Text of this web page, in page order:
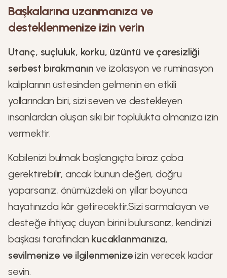
Başkalarına uzanmanıza ve
desteklenmenize izin verin
Utanç, suçluluk, korku, üzüntü ve çaresizliği
serbest bırakmanın ve izolasyon ve ruminasyon
kalıplarının üstesinden gelmenin en etkili
yollarından biri, sizi seven ve destekleyen
insanlardan oluşan sıkı bir toplulukta olmanıza izin
vermektir.
Kabilenizi bulmak başlangıçta biraz çaba
gerektirebilir, ancak bunun değeri, doğru
yaparsanız, önümüzdeki on yıllar boyunca
hayatınızda kâr getirecektir.Sizi sarmalayan ve
desteğe ihtiyaç duyan birini bulursanız, kendinizi
başkası tarafından kucaklanmanıza,
sevilmenize ve ilgilenmenizeizin verecek kadar
sevin.